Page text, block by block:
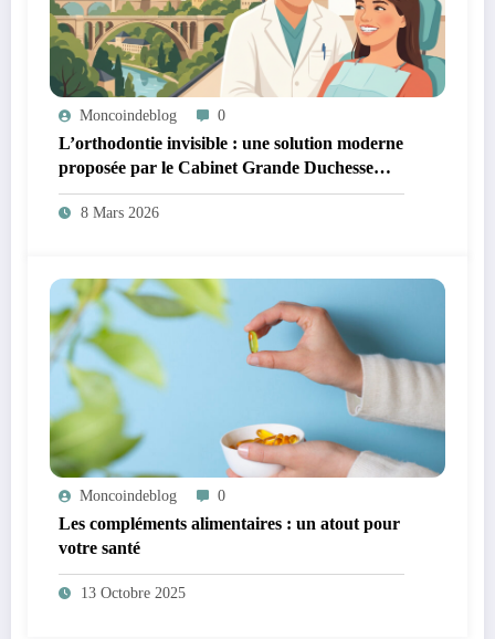
Moncoindeblog 0
L’orthodontie invisible : une solution moderne
proposée par le Cabinet Grande Duchesse
Charlotte
8 Mars 2026
Moncoindeblog 0
Les compléments alimentaires : un atout pour
votre santé
13 Octobre 2025